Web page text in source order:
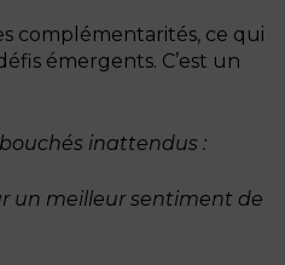
complémentarités, ce qui
émergents. C’est un
inattendus :
un meilleur sentiment de